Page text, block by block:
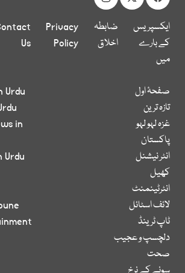
ایکسپریس
کے بارے
میں
ضابطہ
اخلاق
Privacy
Policy
Us
صفحۂ اول
تازہ ترین
غزہ لہو لہو
پاکستان
انٹر نیشنل
کھیل
انٹرٹینمنٹ
لائف اسٹائل
ٹاپ ٹرینڈ
دلچسپ و عجیب
صحت
Urdu
in
Urdu